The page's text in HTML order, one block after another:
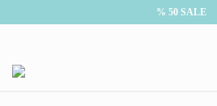
% 50 SALE